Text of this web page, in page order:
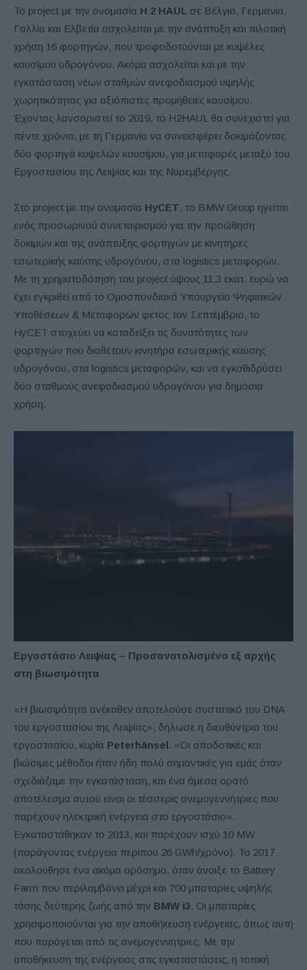
Το project με την ονομασία H 2 HAUL σε Βέλγιο, Γερμανία,
Γαλλία και Ελβετία ασχολείται με την ανάπτυξη και πιλοτική
χρήση 16 φορτηγών, που τροφοδοτούνται με κυψέλες
καυσίμου υδρογόνου. Ακόμα ασχολείται και με την
εγκατάσταση νέων σταθμών ανεφοδιασμού υψηλής
χωρητικότητας για αξιόπιστες προμήθειες καυσίμου.
Έχοντας λανσαριστεί το 2019, το H2HAUL θα συνεχιστεί για
πέντε χρόνια, με τη Γερμανία να συνεισφέρει δοκιμάζοντας
δύο φορτηγά κυψελών καυσίμου, για μεταφορές μεταξύ του
Εργοστασίου της Λειψίας και της Νυρεμβέργης.
Στο project με την ονομασία HyCET, το BMW Group ηγείται
ενός προσωρινού συνεταιρισμού για την προώθηση
δοκιμών και της ανάπτυξης φορτηγών με κινητήρες
εσωτερικής καύσης υδρογόνου, στα logistics μεταφορών.
Με τη χρηματοδότηση του project ύψους 11,3 εκατ. ευρώ να
έχει εγκριθεί από το Ομοσπονδιακό Υπουργείο Ψηφιακών
Υποθέσεων & Μεταφορών φέτος τον Σεπτέμβριο, το
HyCET στοχεύει να καταδείξει τις δυνατότητες των
φορτηγών που διαθέτουν κινητήρα εσωτερικής καύσης
υδρογόνου, στα logistics μεταφορών, και να εγκαθιδρύσει
δύο σταθμούς ανεφοδιασμού υδρογόνου για δημόσια
χρήση.
Εργοστάσιο Λειψίας – Προσανατολισμένο εξ αρχής
στη βιωσιμότητα
«Η βιωσιμότητα ανέκαθεν αποτελούσε συστατικό του DNA
του εργοστασίου της Λειψίας», δήλωσε η διευθύντρια του
εργοστασίου, κυρία Peterhänsel. «Οι αποδοτικές και
βιώσιμες μέθοδοι ήταν ήδη πολύ σημαντικές για εμάς όταν
σχεδιάζαμε την εγκατάσταση, και ένα άμεσα ορατό
αποτέλεσμα αυτού είναι οι τέσσερις ανεμογεννήτριες που
παρέχουν ηλεκτρική ενέργεια στο εργοστάσιο».
Εγκαταστάθηκαν το 2013, και παρέχουν ισχύ 10 MW
(παράγοντας ενέργεια περίπου 26 GWh/χρόνο). Το 2017
ακολούθησε ένα ακόμα ορόσημο, όταν άνοιξε το Battery
Farm που περιλαμβάνει μέχρι και 700 μπαταρίες υψηλής
τάσης δεύτερης ζωής από την BMW i3. Οι μπαταρίες
χρησιμοποιούνται για την αποθήκευση ενέργειας, όπως αυτή
που παράγεται από τις ανεμογεννήτριες. Με την
αποθήκευση της ενέργειας στις εγκαταστάσεις, η τοπική